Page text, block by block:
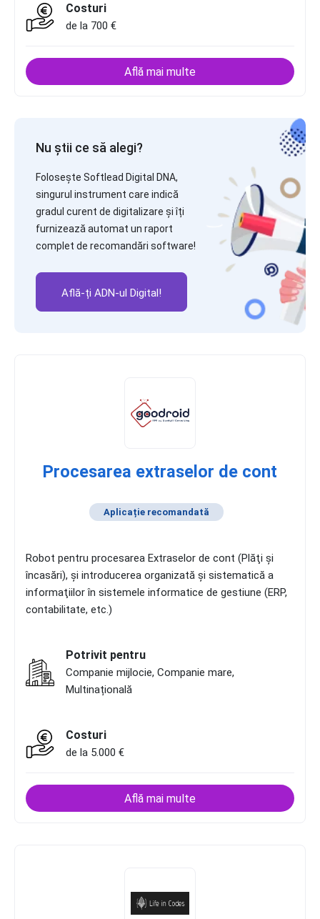
Costuri
de la 700 €
Află mai multe
Nu știi ce să alegi?
Folosește Softlead Digital DNA,
singurul instrument care indică
gradul curent de digitalizare și îți
furnizează automat un raport
complet de recomandări software!
Află-ți ADN-ul Digital!
Procesarea extraselor de cont
Aplicație recomandată
Robot pentru procesarea Extraselor de cont (Plăţi şi
încasări), şi introducerea organizată şi sistematică a
informaţiilor în sistemele informatice de gestiune (ERP,
contabilitate, etc.)
Potrivit pentru
Companie mijlocie, Companie mare,
Multinațională
Costuri
de la 5.000 €
Află mai multe